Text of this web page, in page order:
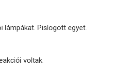
lámpákat. Pislogott egyet.
voltak.